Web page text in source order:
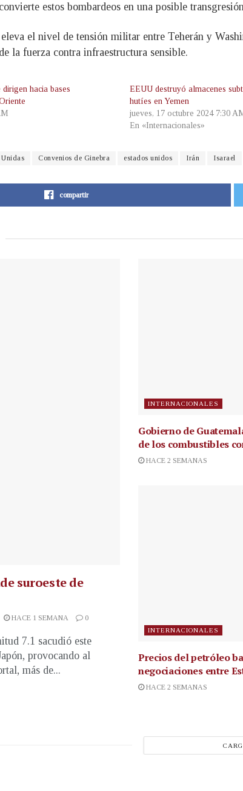
estos bombardeos en una posible
el nivel de tensión militar entre Teherán y
la fuerza contra infraestructura sensible.
hacia bases
EEUU destruyó almacenes
hutíes en Yemen
jueves, 17 octubre 2024 7:30
En «Internacionales»
Unidas Convenios de Ginebra estados unidos Irán Isarael
compartir
suroeste de
HACE 1 SEMANA 0
7.1 sacudió este
provocando al
más de...
INTERNACIONALES
Gobierno de
de los combustibles
HACE 2 SEMANAS
INTERNACIONALES
Precios del petróleo
negociaciones entre
HACE 2 SEMANAS